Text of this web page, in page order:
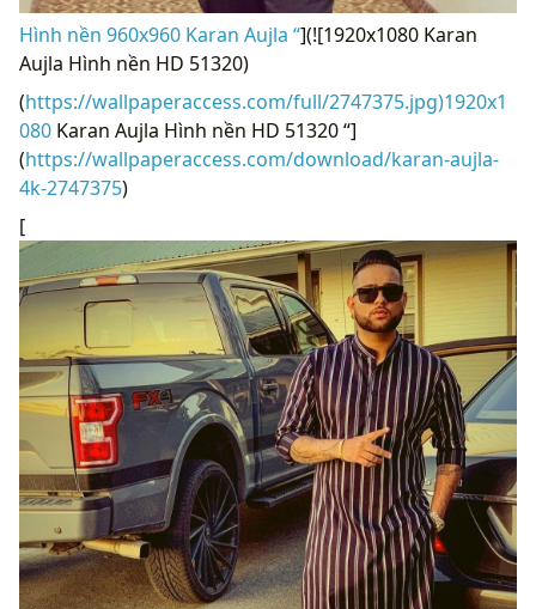
Hình nền 960x960 Karan Aujla “](![1920x1080 Karan
Aujla Hình nền HD 51320)
(https://wallpaperaccess.com/full/2747375.jpg)1920x1
080 Karan Aujla Hình nền HD 51320 “]
(https://wallpaperaccess.com/download/karan-aujla-
4k-2747375)
[